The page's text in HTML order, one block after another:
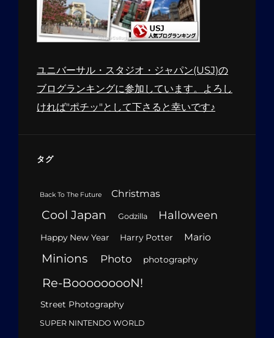
ユニバーサル・スタジオ・ジャパン(USJ)の
ブログランキングに参加しています。よろし
ければ"ポチッ"として下さると幸いです♪
タグ
Back To The Future Christmas
Cool Japan Godzilla Halloween
Happy New Year Harry Potter Mario
Minions Photo photography
Re-BooooooooN!
Street Photography
SUPER NINTENDO WORLD